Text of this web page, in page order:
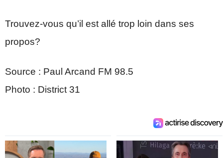
Trouvez-vous qu’il est allé trop loin dans ses
propos?
Source : Paul Arcand FM 98.5
Photo : District 31